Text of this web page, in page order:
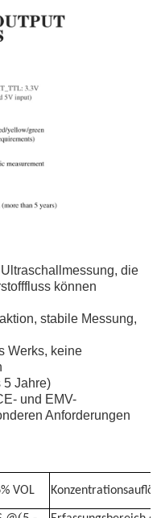
die
können
stabile Messung,
Werks, keine
5 Jahre)
und EMV-
Anforderungen
VOL